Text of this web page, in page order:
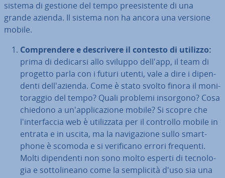
sistema di gestione del tempo pre­e­si­sten­te di una
grande azienda. Il sistema non ha ancora una versione
mobile.
Com­pren­de­re e de­scri­ve­re il contesto di utilizzo:
prima di dedicarsi allo sviluppo dell'app, il team di
progetto parla con i futuri utenti, vale a dire i di­pen­
den­ti del­l'a­zien­da. Come è stato svolto finora il mo­ni­
to­rag­gio del tempo? Quali problemi insorgono? Cosa
chiedono a un'ap­pli­ca­zio­ne mobile? Si scopre che
l'in­ter­fac­cia web è uti­liz­za­ta per il controllo mobile in
entrata e in uscita, ma la na­vi­ga­zio­ne sullo smart­
pho­ne è scomoda e si ve­ri­fi­ca­no errori frequenti.
Molti di­pen­den­ti non sono molto esperti di tec­no­lo­
gia e sot­to­li­nea­no come la sem­pli­ci­tà d'uso sia una